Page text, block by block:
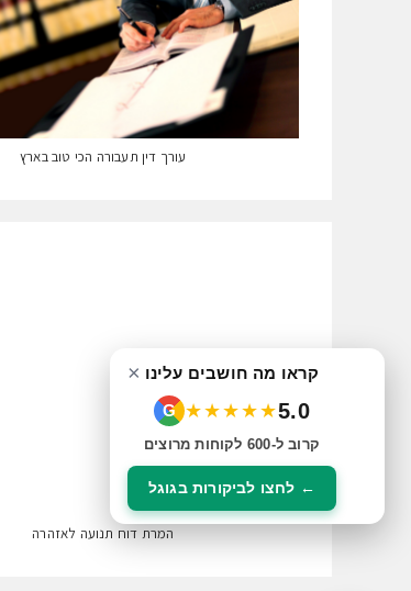
עורך דין תעבורה הכי טוב בארץ
המרת דוח תנועה לאזהרה
× קראו מה חושבים עלינו
5.0
★★★★★
G
קרוב ל-600 לקוחות מרוצים
← לחצו לביקורות בגוגל